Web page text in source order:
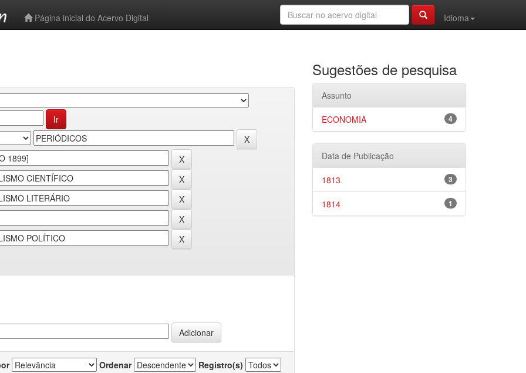
Página inicial do Acervo Digital
Idioma
Ordenar Registro(s)
Sugestões de pesquisa
Assunto
4
ECONOMIA
Data de Publicação
3
1813
1
1814